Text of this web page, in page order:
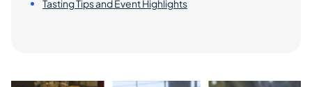
Tasting Tips and Event Highlights